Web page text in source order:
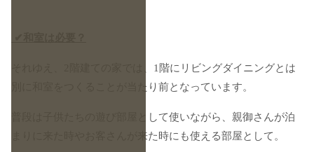
それゆえ、2階建ての家では、1階にリビングダイニングとは
別に和室をつくることが当たり前となっています。
普段は子供たちの遊び部屋として使いながら、親御さんが泊
まりに来た時やお客さんが来た時にも使える部屋として。